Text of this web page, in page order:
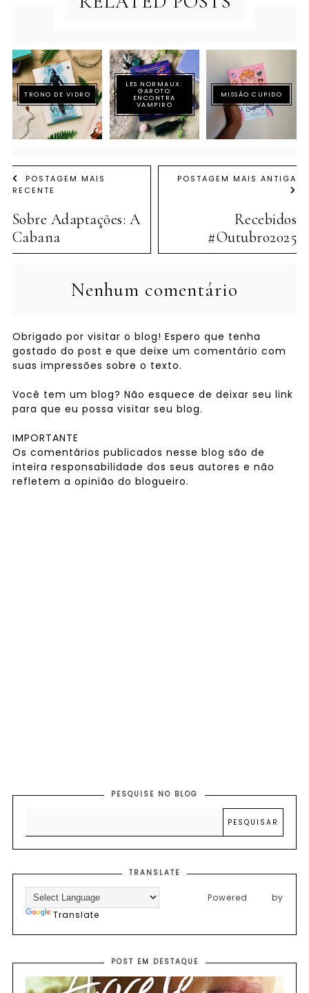
TRONO DE VIDRO
LES NORMAUX:
GAROTO
ENCONTRA
VAMPIRO
MISSÃO CUPIDO
POSTAGEM MAIS
RECENTE
Sobre Adaptações: A
Cabana
POSTAGEM MAIS ANTIGA
Recebidos
#Outubro2025
Nenhum comentário
Obrigado por visitar o blog! Espero que tenha
gostado do post e que deixe um comentário com
suas impressões sobre o texto.
Você tem um blog? Não esquece de deixar seu link
para que eu possa visitar seu blog.
IMPORTANTE
Os comentários publicados nesse blog são de
inteira responsabilidade dos seus autores e não
refletem a opinião do blogueiro.
PESQUISE NO BLOG
TRANSLATE
Powered by
Translate
POST EM DESTAQUE